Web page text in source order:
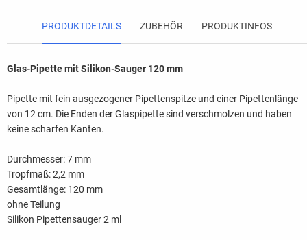
PRODUKTDETAILS ZUBEHÖR PRODUKTINFOS
Glas-Pipette mit Silikon-Sauger 120 mm
Pipette mit fein ausgezogener Pipettenspitze und einer Pipettenlänge
von 12 cm. Die Enden der Glaspipette sind verschmolzen und haben
keine scharfen Kanten.
Durchmesser: 7 mm
Tropfmaß: 2,2 mm
Gesamtlänge: 120 mm
ohne Teilung
Silikon Pipettensauger 2 ml